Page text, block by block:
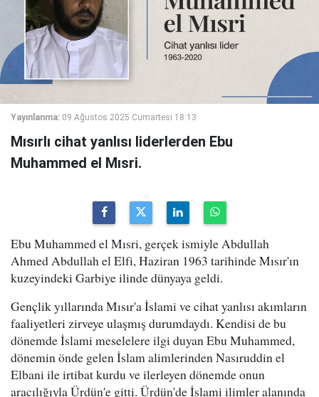
Yayınlanma: 09 Ağustos 2025 Cumartesi 18:13
Mısırlı cihat yanlısı liderlerden Ebu
Muhammed el Mısri.
Ebu Muhammed el Mısri, gerçek ismiyle Abdullah
Ahmed Abdullah el Elfi, Haziran 1963 tarihinde Mısır'ın
kuzeyindeki Garbiye ilinde dünyaya geldi.
Gençlik yıllarında Mısır'a İslami ve cihat yanlısı akımların
faaliyetleri zirveye ulaşmış durumdaydı. Kendisi de bu
dönemde İslami meselelere ilgi duyan Ebu Muhammed,
dönemin önde gelen İslam alimlerinden Nasıruddin el
Elbani ile irtibat kurdu ve ilerleyen dönemde onun
aracılığıyla Ürdün'e gitti. Ürdün'de İslami ilimler alanında